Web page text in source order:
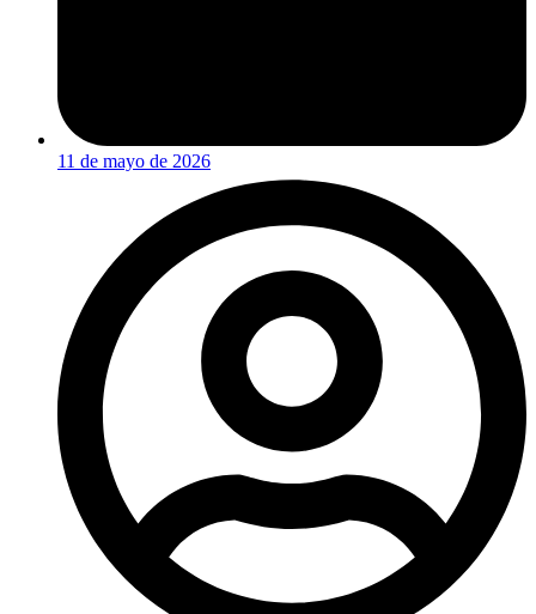
11 de mayo de 2026